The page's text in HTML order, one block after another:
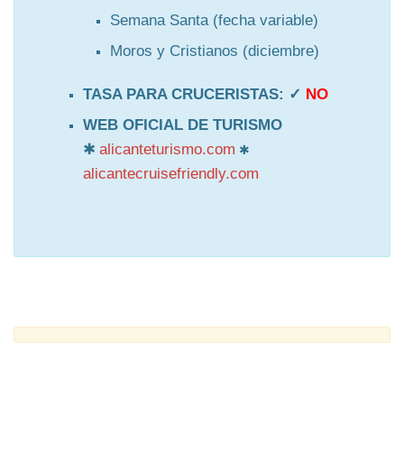
Semana Santa (fecha variable)
Moros y Cristianos (diciembre)
TASA PARA CRUCERISTAS: ✓ NO
WEB OFICIAL DE TURISMO
✱ alicanteturismo.com ✱
alicantecruisefriendly.com